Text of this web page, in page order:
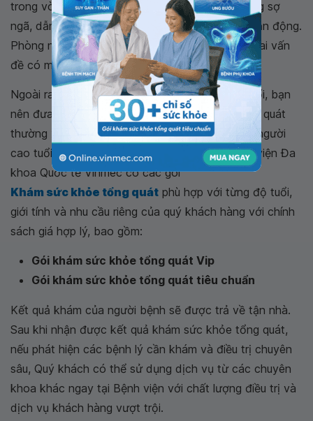
trong vòng một năm và tăng nguy cơ mắc chứng sợ
ngã, dẫn đến trầm cảmvà hạn chế khả năng vận động.
Phòng ngừa té ngã và hội chứng sau té ngã là hai vấn
đề có mối liên hệ mật thiết với nhau.
Ngoài ra, để bảo vệ sức khỏe của người cao tuổi, bạn
nên đưa họ đến cơ sở y tế khám sức khỏe tổng quát
thường xuyên bởi tầm tuổi này sức đề kháng ở người
cao tuổi kém, rất dễ mắc bệnh. Hiện nay, Bệnh viện Đa
khoa Quốc tế Vinmec có các gói
Khám sức khỏe tổng quát phù hợp với từng độ tuổi,
giới tính và nhu cầu riêng của quý khách hàng với chính
sách giá hợp lý, bao gồm:
Gói khám sức khỏe tổng quát Vip
Gói khám sức khỏe tổng quát tiêu chuẩn
Kết quả khám của người bệnh sẽ được trả về tận nhà.
Sau khi nhận được kết quả khám sức khỏe tổng quát,
nếu phát hiện các bệnh lý cần khám và điều trị chuyên
sâu, Quý khách có thể sử dụng dịch vụ từ các chuyên
khoa khác ngay tại Bệnh viện với chất lượng điều trị và
dịch vụ khách hàng vượt trội.